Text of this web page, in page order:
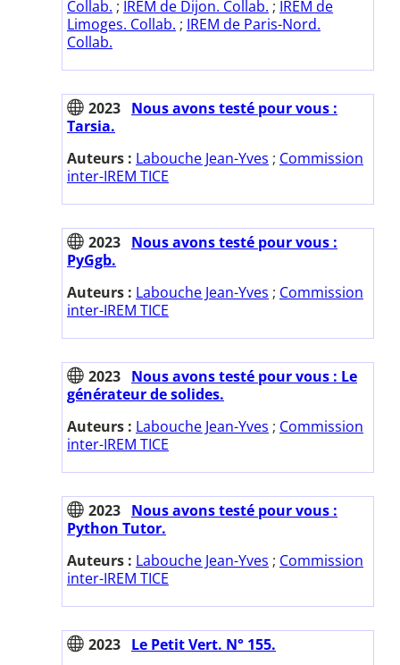
Collab. ; IREM de Dijon. Collab. ; IREM de
Limoges. Collab. ; IREM de Paris-Nord.
Collab.
2023 Nous avons testé pour vous :
Tarsia.
Auteurs : Labouche Jean-Yves ; Commission
inter-IREM TICE
2023 Nous avons testé pour vous :
PyGgb.
Auteurs : Labouche Jean-Yves ; Commission
inter-IREM TICE
2023 Nous avons testé pour vous : Le
générateur de solides.
Auteurs : Labouche Jean-Yves ; Commission
inter-IREM TICE
2023 Nous avons testé pour vous :
Python Tutor.
Auteurs : Labouche Jean-Yves ; Commission
inter-IREM TICE
2023 Le Petit Vert. N° 155.